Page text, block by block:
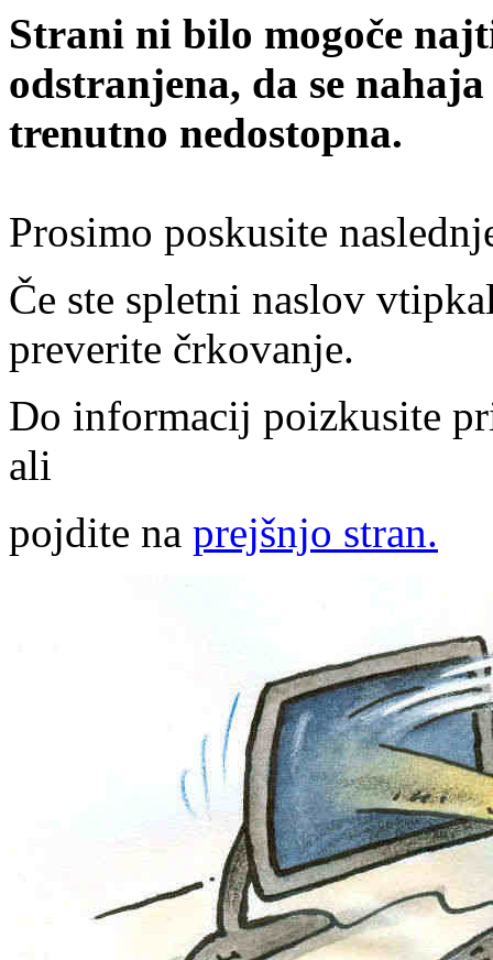
Strani ni bilo mogoče
odstranjena, da se
trenutno nedostopna.
Prosimo poskusite
Če ste spletni naslov
preverite črkovanje.
Do informacij poizkusite
ali
pojdite na prejšnjo stran.